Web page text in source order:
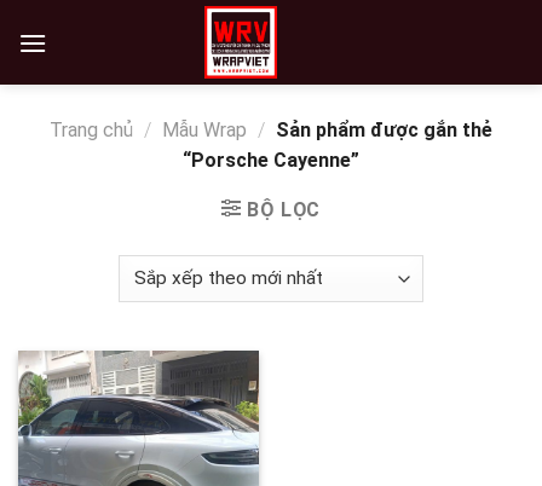
Trang chủ / Mẫu Wrap / Sản phẩm được gắn thẻ
“Porsche Cayenne”
BỘ LỌC